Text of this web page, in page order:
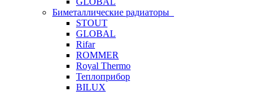
Биметаллические радиаторы
STOUT
GLOBAL
Rifar
ROMMER
Royal Thermo
Теплоприбор
BILUX